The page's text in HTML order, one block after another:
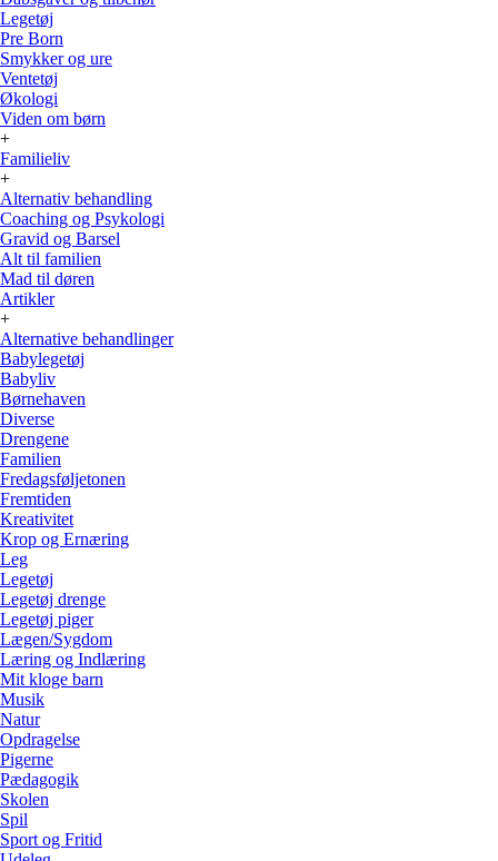
Legetøj
Pre Born
Smykker og ure
Ventetøj
Økologi
Viden om børn
+
Familieliv
+
Alternativ behandling
Coaching og Psykologi
Gravid og Barsel
Alt til familien
Mad til døren
Artikler
+
Alternative behandlinger
Babylegetøj
Babyliv
Børnehaven
Diverse
Drengene
Familien
Fredagsføljetonen
Fremtiden
Kreativitet
Krop og Ernæring
Leg
Legetøj
Legetøj drenge
Legetøj piger
Lægen/Sygdom
Læring og Indlæring
Mit kloge barn
Musik
Natur
Opdragelse
Pigerne
Pædagogik
Skolen
Spil
Sport og Fritid